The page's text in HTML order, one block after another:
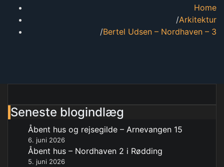
Home
Arkitektur
Bertel Udsen – Nordhaven – 3
Seneste blogindlæg
Åbent hus og rejsegilde – Arnevangen 15
6. juni 2026
Åbent hus – Nordhaven 2 i Rødding
5. juni 2026